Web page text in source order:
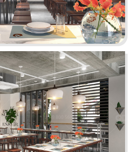
30
YUMMY CHICKEN
Thức ăn nhanh
32
SUNSHINE BOUTIQUE
Nhà hàng - Showroom